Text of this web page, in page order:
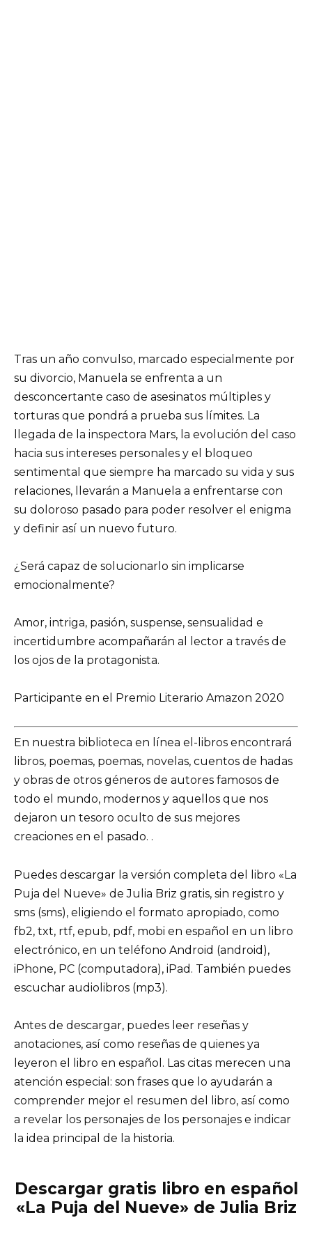
Tras un año convulso, marcado especialmente por
su divorcio, Manuela se enfrenta a un
desconcertante caso de asesinatos múltiples y
torturas que pondrá a prueba sus límites. La
llegada de la inspectora Mars, la evolución del caso
hacia sus intereses personales y el bloqueo
sentimental que siempre ha marcado su vida y sus
relaciones, llevarán a Manuela a enfrentarse con
su doloroso pasado para poder resolver el enigma
y definir así un nuevo futuro.
¿Será capaz de solucionarlo sin implicarse
emocionalmente?
Amor, intriga, pasión, suspense, sensualidad e
incertidumbre acompañarán al lector a través de
los ojos de la protagonista.
Participante en el Premio Literario Amazon 2020
En nuestra biblioteca en línea el-libros encontrará
libros, poemas, poemas, novelas, cuentos de hadas
y obras de otros géneros de autores famosos de
todo el mundo, modernos y aquellos que nos
dejaron un tesoro oculto de sus mejores
creaciones en el pasado. .
Puedes descargar la versión completa del libro «La
Puja del Nueve» de Julia Briz gratis, sin registro y
sms (sms), eligiendo el formato apropiado, como
fb2, txt, rtf, epub, pdf, mobi en español en un libro
electrónico, en un teléfono Android (android),
iPhone, PC (computadora), iPad. También puedes
escuchar audiolibros (mp3).
Antes de descargar, puedes leer reseñas y
anotaciones, así como reseñas de quienes ya
leyeron el libro en español. Las citas merecen una
atención especial: son frases que lo ayudarán a
comprender mejor el resumen del libro, así como
a revelar los personajes de los personajes e indicar
la idea principal de la historia.
Descargar gratis libro en español
«La Puja del Nueve» de Julia Briz